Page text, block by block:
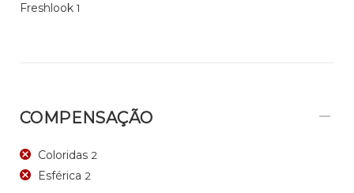
Freshlook 1
COMPENSAÇÃO
Coloridas 2
Esférica 2